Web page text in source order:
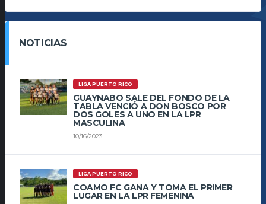
NOTICIAS
LIGA PUERTO RICO
GUAYNABO SALE DEL FONDO DE LA
TABLA VENCIÓ A DON BOSCO POR
DOS GOLES A UNO EN LA LPR
MASCULINA
10/16/2023
LIGA PUERTO RICO
COAMO FC GANA Y TOMA EL PRIMER
LUGAR EN LA LPR FEMENINA